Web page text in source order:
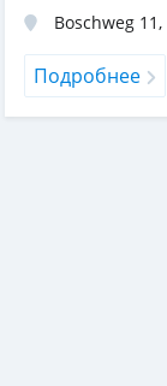
Boschweg 11,
Подробнее